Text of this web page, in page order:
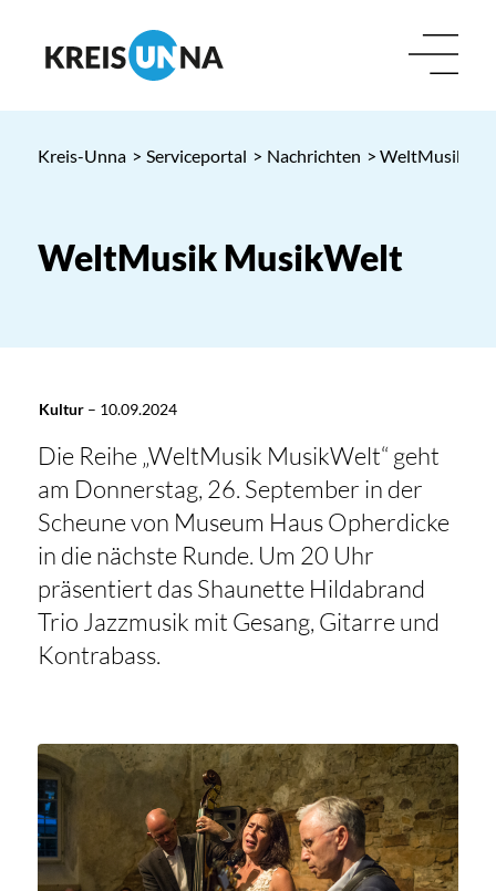
Kreis-Unna > Serviceportal > Nachrichten > WeltMusik
WeltMusik MusikWelt
Kultur– 10.09.2024
Die Reihe „WeltMusik MusikWelt“ geht
am Donnerstag, 26. September in der
Scheune von Museum Haus Opherdicke
in die nächste Runde. Um 20 Uhr
präsentiert das Shaunette Hildabrand
Trio Jazzmusik mit Gesang, Gitarre und
Kontrabass.